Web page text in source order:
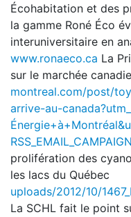
Écohabitation et des
la gamme Roné Éco
interuniversitaire en
www.ronaeco.ca La
sur le marchée
montreal.com/post/
arrive-au-
RSS_EMAIL_CAMPAIGN
prolifération des
les lacs du Québec
uploads/2012/10/
La SCHL fait le point